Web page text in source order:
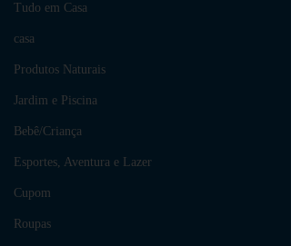
Tudo em Casa
casa
Produtos Naturais
Jardim e Piscina
Bebê/Criança
Esportes, Aventura e Lazer
Cupom
Roupas